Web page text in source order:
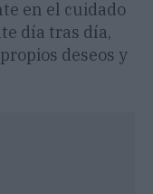
en el cuidado
día tras día,
deseos y